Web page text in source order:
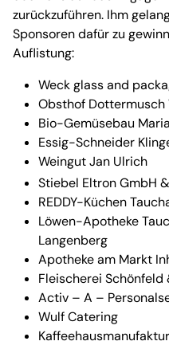
zurückzuführen. Ihm
Sponsoren dafür zu
Auflistung:
Weck glass and
Obsthof Dottermusch
Bio-Gemüsebau
Essig-Schneider
Weingut Jan Ulrich
Stiebel Eltron GmbH &
REDDY-Küchen
Löwen-Apotheke
Langenberg
Apotheke am Markt
Fleischerei Schönfeld
Activ – A –
Wulf Catering